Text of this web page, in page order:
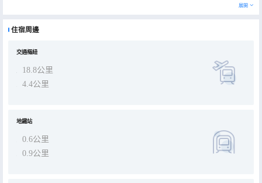
酒店以獨特的設計理念，展現都市重慶文化特徵，精緻的裝飾效果、星級的服務水準，塑造深具重慶文化主題、時尚氣
展開
住宿周邊
交通樞紐
18.8公里
4.4公里
地鐵站
0.6公里
0.9公里